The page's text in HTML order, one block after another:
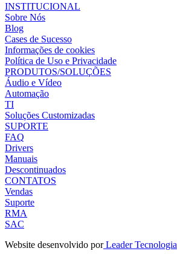
INSTITUCIONAL
Sobre Nós
Blog
Cases de Sucesso
Informações de cookies
Política de Uso e Privacidade
PRODUTOS/SOLUÇÕES
Áudio e Vídeo
Automação
TI
Soluções Customizadas
SUPORTE
FAQ
Drivers
Manuais
Descontinuados
CONTATOS
Vendas
Suporte
RMA
SAC
Website desenvolvido porLeader Tecnologia